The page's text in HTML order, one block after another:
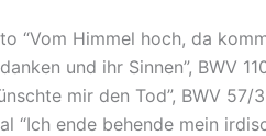
“Vom Himmel hoch, da
und ihr Sinnen”, BWV
mir den Tod”, BWV 57/3
“Ich ende behende mein